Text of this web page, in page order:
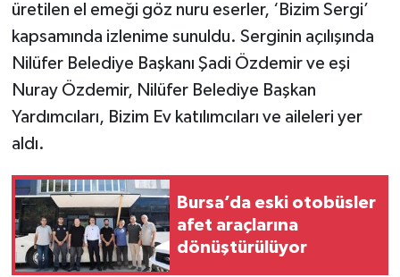
üretilen el emeği göz nuru eserler, ‘Bizim Sergi’
kapsamında izlenime sunuldu. Serginin açılışında
Nilüfer Belediye Başkanı Şadi Özdemir ve eşi
Nuray Özdemir, Nilüfer Belediye Başkan
Yardımcıları, Bizim Ev katılımcıları ve aileleri yer
aldı.
Bursa’da eski otobüsler
afet araçlarına
dönüştürülüyor